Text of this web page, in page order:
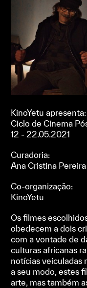
KinoYetu apresenta:
Ciclo de Cinema
12 - 22.05.2021
Curadoria:
Ana Cristina Pereira
Co-organização:
KinoYetu
Os filmes
obedecem a dois
com a vontade de
culturas africanas
notícias veiculadas
a seu modo, estes
arte, mas também